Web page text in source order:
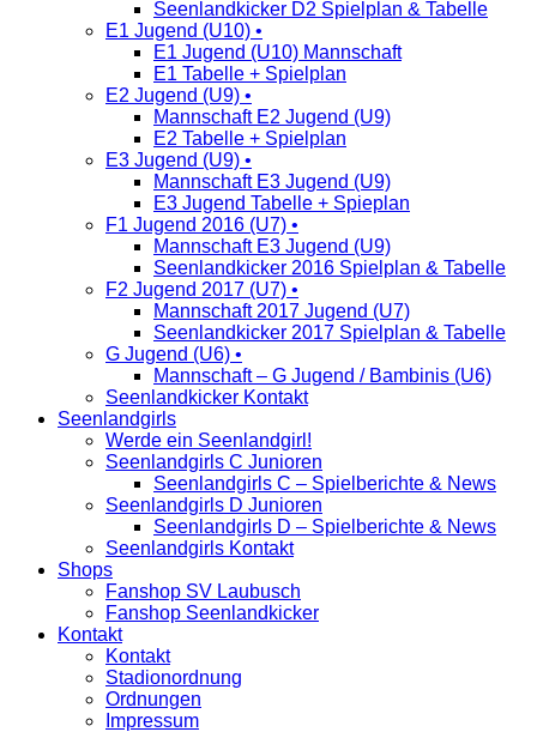
Seenlandkicker D2 Spielplan & Tabelle
E1 Jugend (U10) •
E1 Jugend (U10) Mannschaft
E1 Tabelle + Spielplan
E2 Jugend (U9) •
Mannschaft E2 Jugend (U9)
E2 Tabelle + Spielplan
E3 Jugend (U9) •
Mannschaft E3 Jugend (U9)
E3 Jugend Tabelle + Spieplan
F1 Jugend 2016 (U7) •
Mannschaft E3 Jugend (U9)
Seenlandkicker 2016 Spielplan & Tabelle
F2 Jugend 2017 (U7) •
Mannschaft 2017 Jugend (U7)
Seenlandkicker 2017 Spielplan & Tabelle
G Jugend (U6) •
Mannschaft – G Jugend / Bambinis (U6)
Seenlandkicker Kontakt
Seenlandgirls
Werde ein Seenlandgirl!
Seenlandgirls C Junioren
Seenlandgirls C – Spielberichte & News
Seenlandgirls D Junioren
Seenlandgirls D – Spielberichte & News
Seenlandgirls Kontakt
Shops
Fanshop SV Laubusch
Fanshop Seenlandkicker
Kontakt
Kontakt
Stadionordnung
Ordnungen
Impressum